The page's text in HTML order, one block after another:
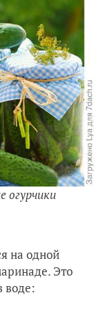
огурчики
на одной
Это
воде: